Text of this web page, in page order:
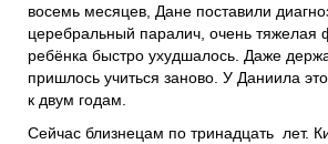
восемь месяцев, Дане поставили
церебральный паралич, очень тяжелая
ребёнка быстро ухудшалось. Даже
пришлось учиться заново. У Даниила
к двум годам.
Сейчас близнецам по тринадцать лет.